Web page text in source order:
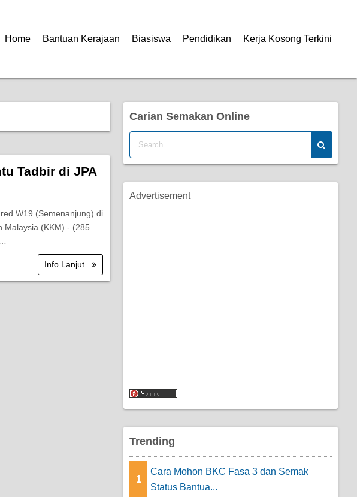
Home Bantuan Kerajaan Biasiswa Pendidikan Kerja Kosong Terkini
Tadbir di JPA
W19 (Semenanjung) di
Malaysia (KKM) - (285
Info Lanjut..
Carian Semakan Online
Advertisement
Trending
1
Cara Mohon BKC Fasa 3 dan Semak
Status Bantua...